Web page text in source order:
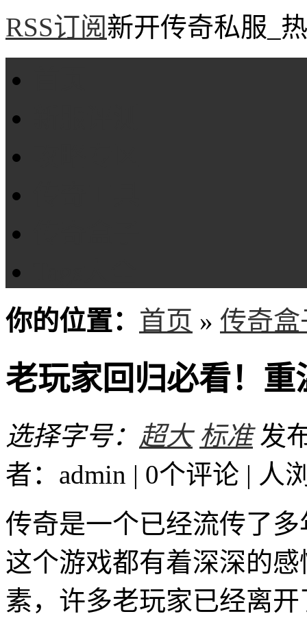
RSS订阅新开传奇私服_
你的位置： 首页 » 传奇盒
老玩家回归必看！
选择字号： 超大 标准 发
者：admin | 0个评论 | 人
传奇是一个已经流传了
这个游戏都有着深深的
素，许多老玩家已经离